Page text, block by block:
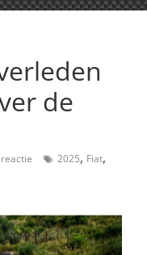
de
2025, Fiat,